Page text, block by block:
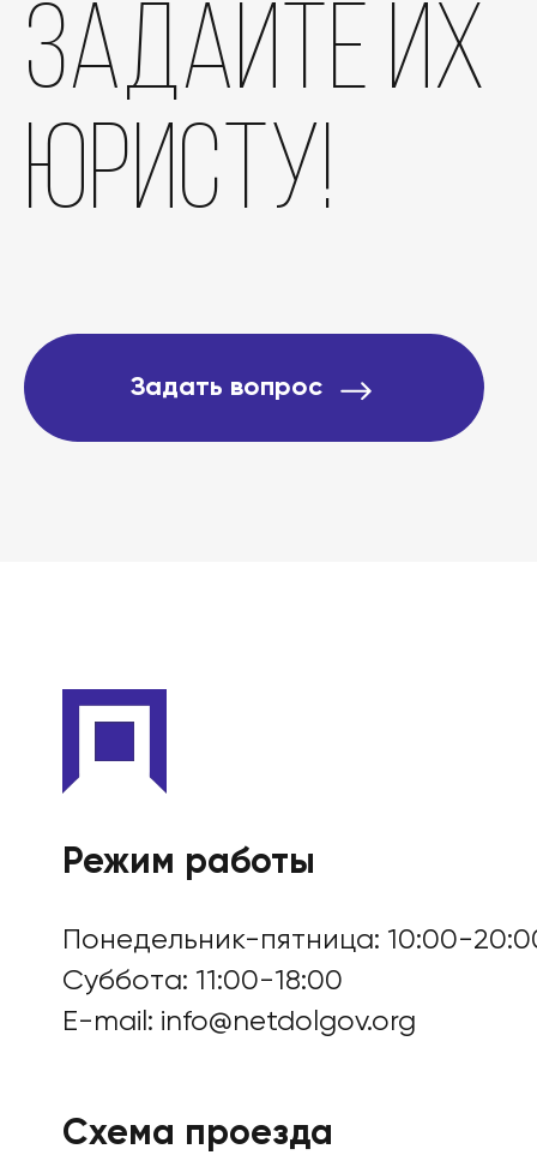
задайте их
юристу!
Задать вопрос
Режим работы
Понедельник-пятница: 10:00-
Суббота: 11:00-18:00
E-mail: info@netdolgov.org
Схема проезда
Отзывы
О компании
Контакты